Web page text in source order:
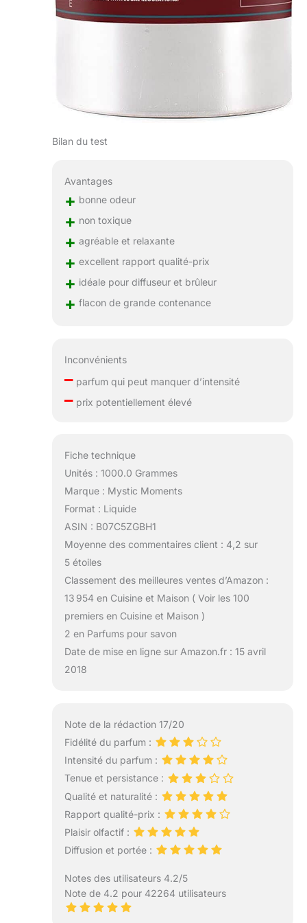
Bilan du test
Avantages
+ bonne odeur
+ non toxique
+ agréable et relaxante
+ excellent rapport qualité-prix
+ idéale pour diffuseur et brûleur
+ flacon de grande contenance
Inconvénients
–parfum qui peut manquer d’intensité
–prix potentiellement élevé
Fiche technique
Unités : 1000.0 Grammes
Marque : Mystic Moments
Format : Liquide
ASIN : B07C5ZGBH1
Moyenne des commentaires client : 4,2 sur
5 étoiles
Classement des meilleures ventes d’Amazon :
13 954 en Cuisine et Maison ( Voir les 100
premiers en Cuisine et Maison )
2 en Parfums pour savon
Date de mise en ligne sur Amazon.fr : 15 avril
2018
Note de la rédaction 17/20
Fidélité du parfum :
Intensité du parfum :
Tenue et persistance :
Qualité et naturalité :
Rapport qualité-prix :
Plaisir olfactif :
Diffusion et portée :
Notes des utilisateurs 4.2/5
Note de 4.2 pour 42264 utilisateurs